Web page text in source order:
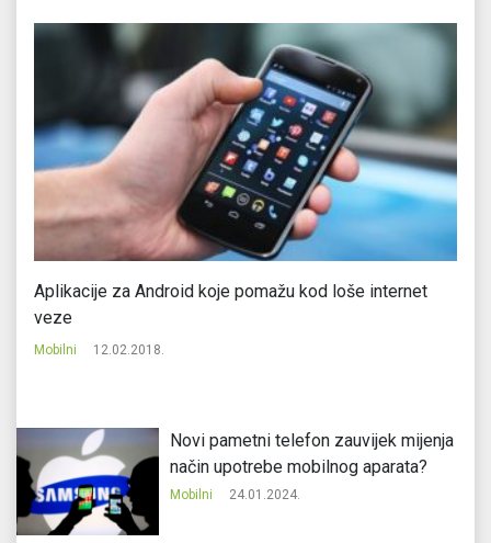
Aplikacije za Android koje pomažu kod loše internet
veze
Mobilni 12.02.2018.
Novi pametni telefon zauvijek mijenja
način upotrebe mobilnog aparata?
Mobilni 24.01.2024.